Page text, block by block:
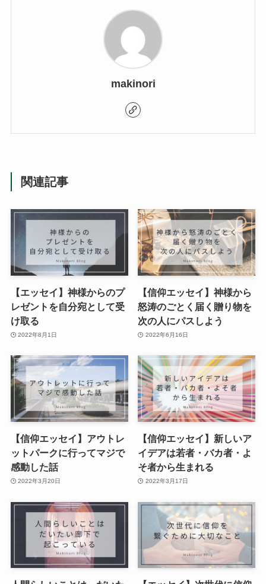
makinori
関連記事
【エッセイ】神様からのプ
レゼントを自分宛として受
け取る
2022年8月1日
【信仰エッセイ】神様から
怒涛のごとく届く贈り物を
次の人にパスしよう
2022年6月16日
【信仰エッセイ】アウトレ
ットパークに行ってマジで
感動した話
2022年3月20日
【信仰エッセイ】新しいア
イデアは若者・バカ者・よ
そ者から生まれる
2022年3月17日